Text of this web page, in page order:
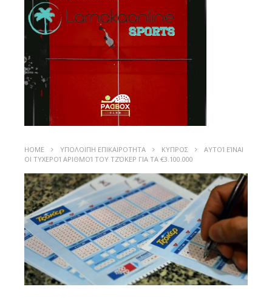
HOME ΥΠΟΛΟΙΠΗ ΕΠΙΚΑΙΡΟΤΗΤΑ ΚΥΠΡΟΣ
ΑΥΤΟΊ ΕΊΝΑΙ
ΟΙ ΤΥΧΕΡΟΊ ΑΡΙΘΜΟΊ ΤΟΥ ΤΖΌΚΕΡ ΓΙΑ ΤΑ €3.100.000